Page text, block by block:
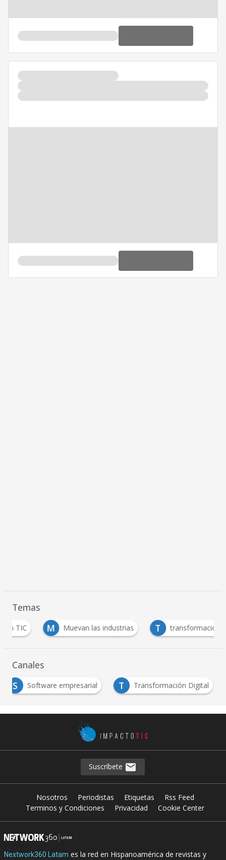
Temas
M
Muevan las industrias T transformación digital
Canales
S
Software empresarial T Transformación Digital
Suscríbete
Nosotros Periodistas Etiquetas
Rss Feed
Terminos y Condiciones
Privacidad Cookie Center
Nextwork360 Latam es la red en Hispanoamérica de revistas y